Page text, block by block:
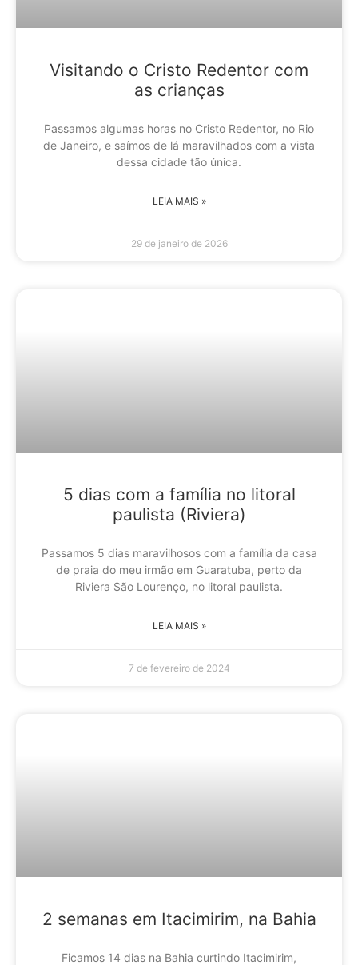
Visitando o Cristo Redentor com
as crianças
Passamos algumas horas no Cristo Redentor, no Rio
de Janeiro, e saímos de lá maravilhados com a vista
dessa cidade tão única.
LEIA MAIS »
29 de janeiro de 2026
5 dias com a família no litoral
paulista (Riviera)
Passamos 5 dias maravilhosos com a família da casa
de praia do meu irmão em Guaratuba, perto da
Riviera São Lourenço, no litoral paulista.
LEIA MAIS »
7 de fevereiro de 2024
2 semanas em Itacimirim, na Bahia
Ficamos 14 dias na Bahia curtindo Itacimirim,